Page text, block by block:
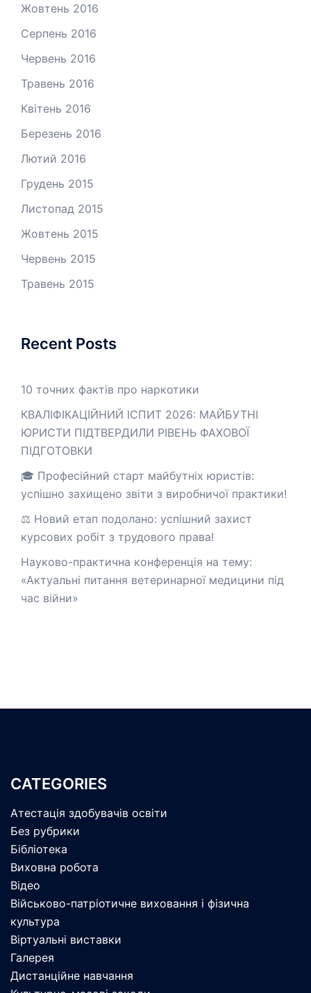
Жовтень 2016
Серпень 2016
Червень 2016
Травень 2016
Квітень 2016
Березень 2016
Лютий 2016
Грудень 2015
Листопад 2015
Жовтень 2015
Червень 2015
Травень 2015
Recent Posts
10 точних фактів про наркотики
КВАЛІФІКАЦІЙНИЙ ІСПИТ 2026: МАЙБУТНІ
ЮРИСТИ ПІДТВЕРДИЛИ РІВЕНЬ ФАХОВОЇ
ПІДГОТОВКИ
🎓 Професійний старт майбутніх юристів:
успішно захищено звіти з виробничої практики!
⚖️ Новий етап подолано: успішний захист
курсових робіт з трудового права!
Науково-практична конференція на тему:
«Актуальні питання ветеринарної медицини під
час війни»
CATEGORIES
Атестація здобувачів освіти
Без рубрики
Бібліотека
Виховна робота
Відео
Військово-патріотичне виховання і фізична
культура
Віртуальні виставки
Галерея
Дистанційне навчання